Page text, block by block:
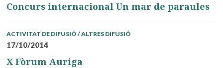
Concurs internacional Un mar de paraules
ACTIVITAT DE DIFUSIÓ / ALTRES DIFUSIÓ
17/10/2014
X Fòrum Auriga